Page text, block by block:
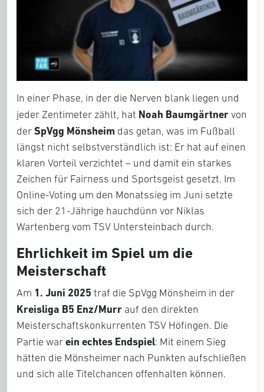
In einer Phase, in der die Nerven blank liegen und
jeder Zentimeter zählt, hat Noah Baumgärtner von
der SpVgg Mönsheim das getan, was im Fußball
längst nicht selbstverständlich ist: Er hat auf einen
klaren Vorteil verzichtet – und damit ein starkes
Zeichen für Fairness und Sportsgeist gesetzt. Im
Online-Voting um den Monatssieg im Juni setzte
sich der 21-Jährige hauchdünn vor Niklas
Wartenberg vom TSV Untersteinbach durch.
Ehrlichkeit im Spiel um die
Meisterschaft
Am 1. Juni 2025 traf die SpVgg Mönsheim in der
Kreisliga B5 Enz/Murr auf den direkten
Meisterschaftskonkurrenten TSV Höfingen. Die
Partie war ein echtes Endspiel: Mit einem Sieg
hätten die Mönsheimer nach Punkten aufschließen
und sich alle Titelchancen offenhalten können.